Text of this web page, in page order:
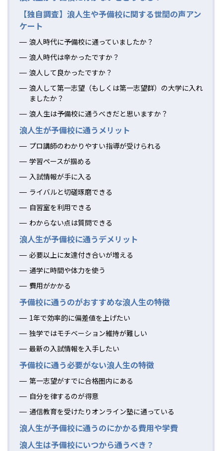
【独自調査】浪人生や予備校に関する世間の声アン
ケート
浪人時代に予備校に通っていましたか？
浪人時代は辛かったですか？
浪人して良かったですか？
浪人して第一志望（もしくは第一志望群）の大学に入れ
ましたか？
浪人生は予備校に通うべきだと思いますか？
浪人生が予備校に通うメリット
プロ講師のわかりやすい指導が受けられる
学習ペースが掴める
入試情報が手に入る
ライバルと切磋琢磨できる
自習室を利用できる
わからない点は質問できる
浪人生が予備校に通うデメリット
必要以上に友達付き合いが増える
通学に時間や体力を使う
費用がかかる
予備校に通うのがおすすめな浪人生の特徴
1年で効率的に偏差値を上げたい
独学ではモチベーション維持が難しい
最新の入試情報を入手したい
予備校に通う必要がない浪人生の特徴
第一志望がすでに合格圏内にある
自分を律するのが得意
通信教育を受けたりオンライン塾に通っている
浪人生が予備校に通うのにかかる費用や学費
浪人生は予備校にいつから通うべき？